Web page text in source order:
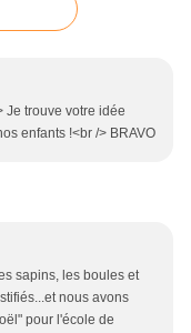
Je trouve votre idée
enfants !<br /> BRAVO
sapins, les boules et
nous avons
pour l'école de